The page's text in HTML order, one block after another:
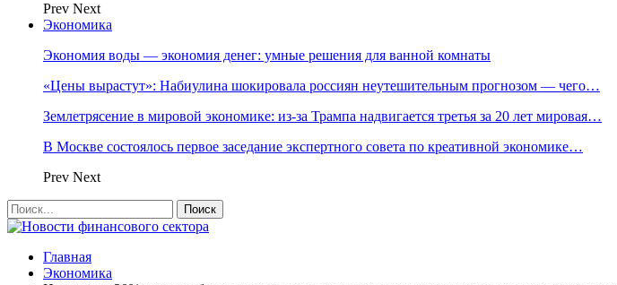
Prev Next
Экономика
Экономия воды — экономия денег: умные решения для ванной комнаты
«Цены вырастут»: Набиулина шокировала россиян неутешительным прогнозом — чего…
Землетрясение в мировой экономике: из-за Трампа надвигается третья за 20 лет мировая…
В Москве состоялось первое заседание экспертного совета по креативной экономике…
Prev Next
Главная
Экономика